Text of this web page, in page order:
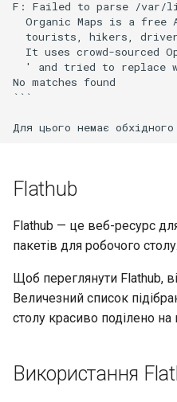
F: Failed to parse /var/
Organic Maps is a free
tourists, hikers,
It uses crowd-sourced
' and tried to replace
No matches found
```
Flathub
Flathub — це веб-ресурс
пакетів для робочого столу.
Щоб переглянути Flathub,
Величезний список
столу красиво поділено на
Використання